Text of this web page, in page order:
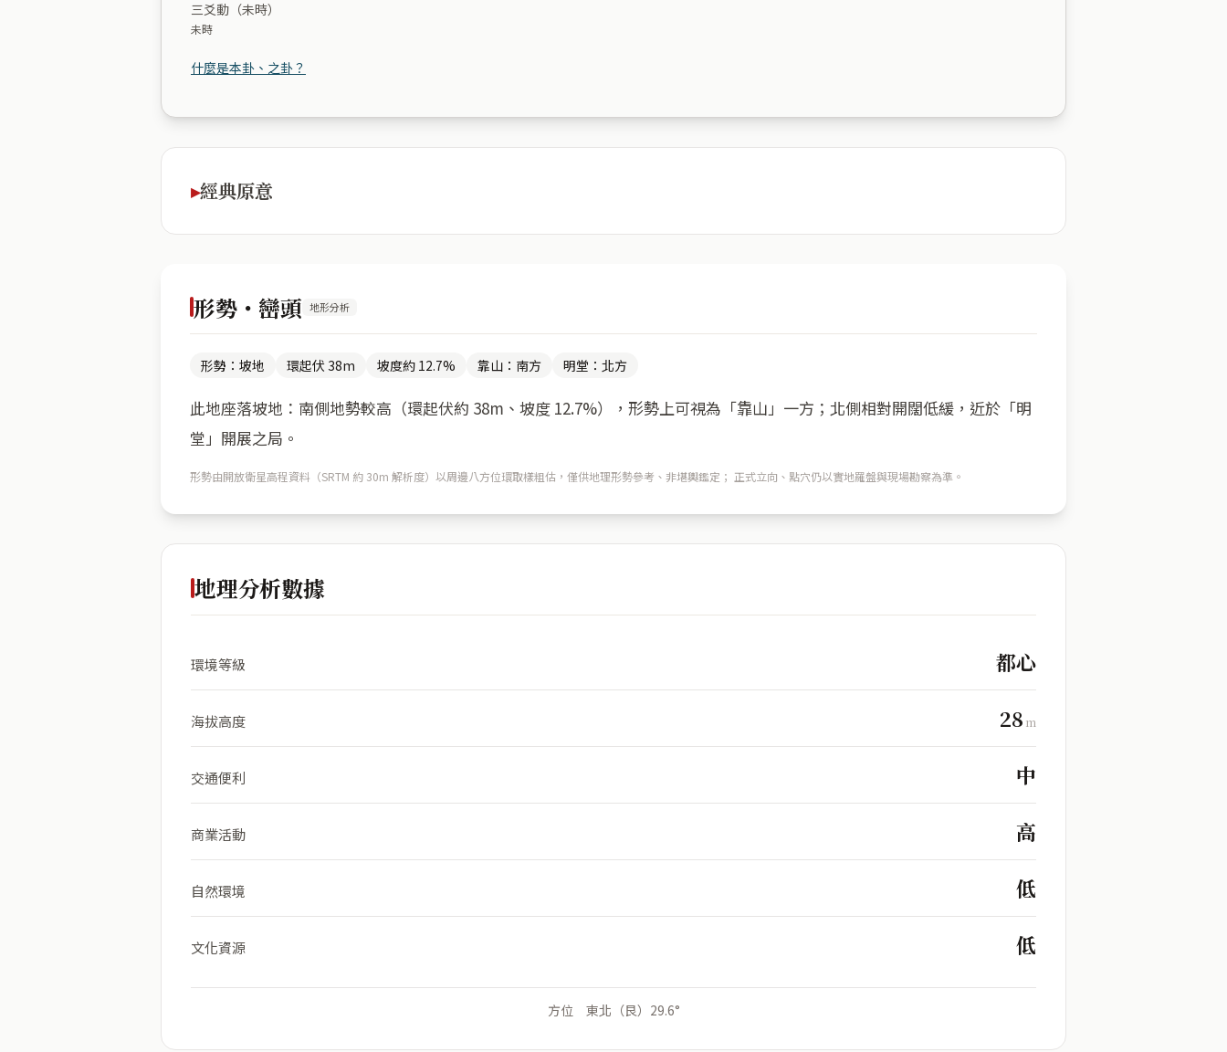
三爻動（未時）
未時
什麼是本卦、之卦？
經典原意
形勢・巒頭 地形分析
形勢：坡地 環起伏 38m 坡度約 12.7% 靠山：南方 明堂：北方
此地座落坡地：南側地勢較高（環起伏約 38m、坡度 12.7%），形勢上可視為「靠山」一方；北側相對開闊低緩，近於「明
堂」開展之局。
形勢由開放衛星高程資料（SRTM 約 30m 解析度）以周邊八方位環取樣粗估，僅供地理形勢參考、非堪輿鑑定； 正式立向、點穴仍以實地羅盤與現場勘察為準。
地理分析數據
環境等級 都心
海拔高度 28 m
交通便利 中
商業活動 高
自然環境 低
文化資源 低
方位 東北（艮）29.6°